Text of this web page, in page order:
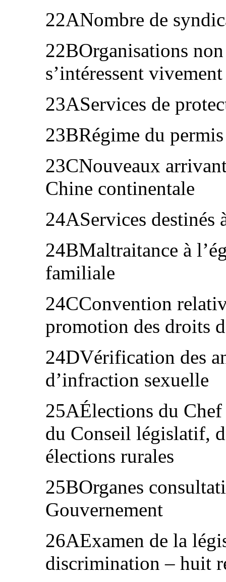
22ANombre de
22BOrganisations
s’intéressent
23AServices de
23BRégime du
23CNouveaux
Chine continentale
24AServices destinés
24BMaltraitance à
familiale
24CConvention
promotion des droits
24DVérification des
d’infraction sexuelle
25AÉlections du Chef
du Conseil législatif,
élections rurales
25BOrganes
Gouvernement
26AExamen de la
discrimination – huit